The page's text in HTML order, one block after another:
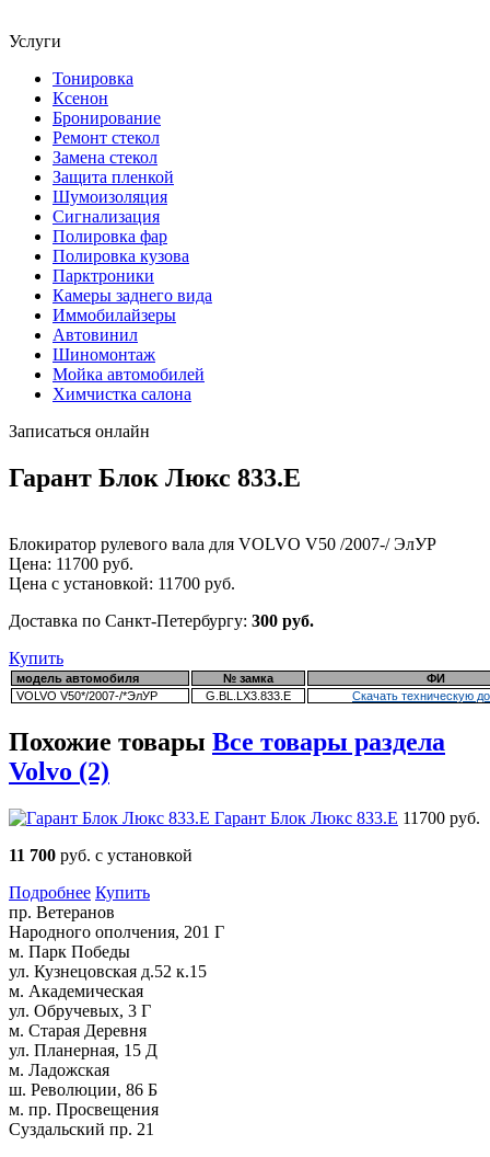
Услуги
Тонировка
Ксенон
Бронирование
Ремонт стекол
Замена стекол
Защита пленкой
Шумоизоляция
Сигнализация
Полировка фар
Полировка кузова
Парктроники
Камеры заднего вида
Иммобилайзеры
Автовинил
Шиномонтаж
Мойка автомобилей
Химчистка салона
Записаться онлайн
Гарант Блок Люкс 833.E
Блокиратор рулевого вала для VOLVO V50 /2007-/ ЭлУР
Цена: 11700 руб.
Цена с установкой: 11700 руб.
Доставка по Санкт-Петербургу: 300 руб.
Купить
модель автомобиля № замка
ФИ
VOLVO V50*/2007-/*ЭлУР
G.BL.LX3.833.E Скачать техническую
Похожие товары Все товары раздела
Volvo (2)
Гарант Блок Люкс 833.E 11700 руб.
11 700 руб. с установкой
Подробнее Купить
пр. Ветеранов
Народного ополчения, 201 Г
м. Парк Победы
ул. Кузнецовская д.52 к.15
м. Академическая
ул. Обручевых, 3 Г
м. Старая Деревня
ул. Планерная, 15 Д
м. Ладожская
ш. Революции, 86 Б
м. пр. Просвещения
Суздальский пр. 21